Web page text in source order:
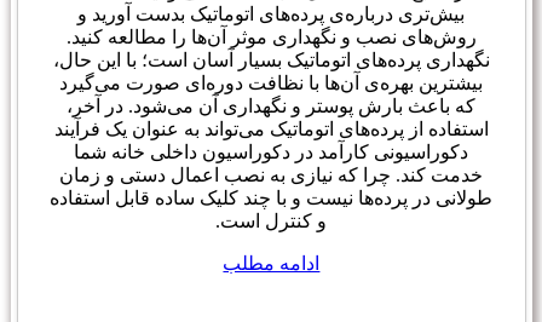
بیش‌تری درباره‌ی پرده‌های اتوماتیک بدست آورید و
روش‌های نصب و نگهداری موثر آن‌ها را مطالعه کنید.
نگهداری پرده‌های اتوماتیک بسیار آسان است؛ با این حال،
بیشترین بهره‌ی آن‌ها با نظافت دوره‌ای صورت می‌گیرد
که باعث بارش پوستر و نگهداری آن می‌شود. در آخر،
استفاده از پرده‌های اتوماتیک می‌تواند به عنوان یک فرآیند
دکوراسیونی کارآمد در دکوراسیون داخلی خانه شما
خدمت کند. چرا که نیازی به نصب اعمال دستی و زمان
طولانی در پرده‌ها نیست و با چند کلیک ساده قابل استفاده
و کنترل است.
ادامه مطلب